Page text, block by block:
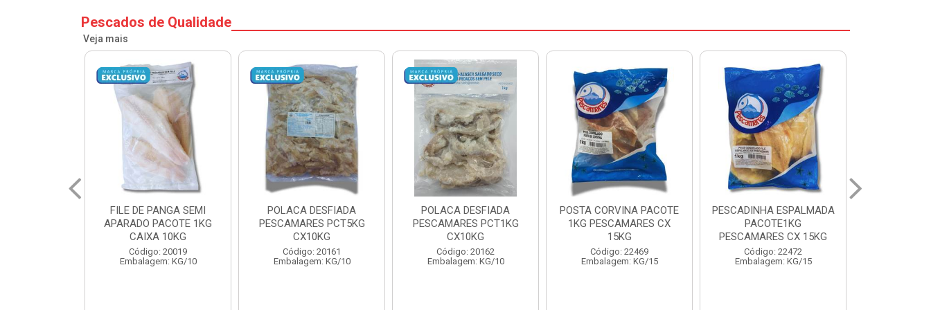
Pescados de Qualidade
Veja mais
POLACA DESFIADA
PESCAMARES PCT5KG
CX10KG
Código: 20161
Embalagem: KG/10
POLACA DESFIADA
PESCAMARES PCT1KG
CX10KG
Código: 20162
Embalagem: KG/10
POSTA CORVINA PACOTE
1KG PESCAMARES CX
15KG
Código: 22469
Embalagem: KG/15
PESCADINHA ESPALMADA
PACOTE1KG
PESCAMARES CX 15KG
Código: 22472
Embalagem: KG/15
FILE DE PANGA PREMIUM
PACOTE 1KG CAIXA 10KG
Código: 20021
Embalagem: KG/10